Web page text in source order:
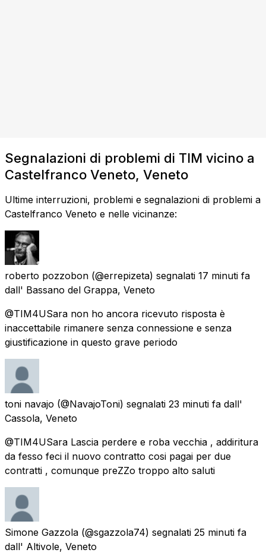
Segnalazioni di problemi di TIM vicino a
Castelfranco Veneto, Veneto
Ultime interruzioni, problemi e segnalazioni di problemi a
Castelfranco Veneto e nelle vicinanze:
roberto pozzobon (@errepizeta) segnalati 17 minuti fa
dall' Bassano del Grappa, Veneto
@TIM4USara non ho ancora ricevuto risposta è
inaccettabile rimanere senza connessione e senza
giustificazione in questo grave periodo
toni navajo (@NavajoToni) segnalati 23 minuti fa dall'
Cassola, Veneto
@TIM4USara Lascia perdere e roba vecchia , addiritura
da fesso feci il nuovo contratto cosi pagai per due
contratti , comunque preZZo troppo alto saluti
Simone Gazzola (@sgazzola74) segnalati 25 minuti fa
dall' Altivole, Veneto